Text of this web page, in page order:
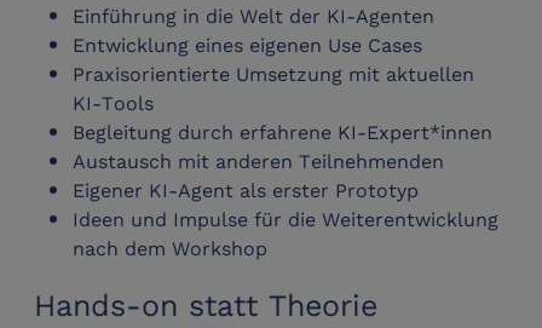
Einführung in die Welt der KI-Agenten
Entwicklung eines eigenen Use Cases
Praxisorientierte Umsetzung mit aktuellen
KI-Tools
Begleitung durch erfahrene KI-Expert*innen
Austausch mit anderen Teilnehmenden
Eigener KI-Agent als erster Prototyp
Ideen und Impulse für die Weiterentwicklung
nach dem Workshop
Hands-on statt Theorie